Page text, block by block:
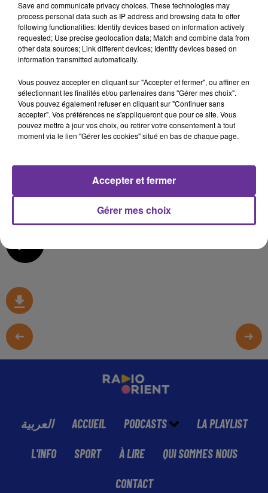
22 mai 2026 - 13 min 25 sec
DARMANIN À ALGER : LE DÉGEL FRANCO-
ALGÉRIEN EST-IL VRAIMENT LANCÉ ?
Le Maghreb décrypté avec Hasni ABIDI
La visite de Gérald Darmanin à Alger marque une
nouvelle étape dans la décrispation entre la France et
l’Algérie après près de deux ans de crise.
biens mal acquis : Paris et Alger relancent un dialogue
pragmatique sur plusieurs dossiers sensibles.
Mais cette détente suffit-elle à parler d’un vrai
réchauffement politique entre les deux pays ?
العربية ACCUEIL PODCASTS LA PLAYLIST
L'INFO SPORT À LIRE QUI SOMMES NOUS
CONTACT
Save and communicate privacy choices. These technologies may
process personal data such as IP address and browsing data to offer
following functionalities: Identify devices based on information actively
requested; Use precise geolocation data; Match and combine data from
other data sources; Link different devices; Identify devices based on
information transmitted automatically.
Vous pouvez accepter en cliquant sur "Accepter et fermer", ou affiner en
sélectionnant les finalités et/ou partenaires dans "Gérer mes choix".
Vous pouvez également refuser en cliquant sur "Continuer sans
accepter". Vos préférences ne s'appliqueront que pour ce site. Vous
pouvez mettre à jour vos choix, ou retirer votre consentement à tout
moment via le lien "Gérer les cookies" situé en bas de chaque page.
Gérer mes choix
Accepter et fermer